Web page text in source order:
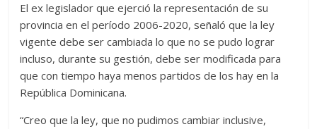
El ex legislador que ejerció la representación de su
provincia en el período 2006-2020, señaló que la ley
vigente debe ser cambiada lo que no se pudo lograr
incluso, durante su gestión, debe ser modificada para
que con tiempo haya menos partidos de los hay en la
República Dominicana.
“Creo que la ley, que no pudimos cambiar inclusive,